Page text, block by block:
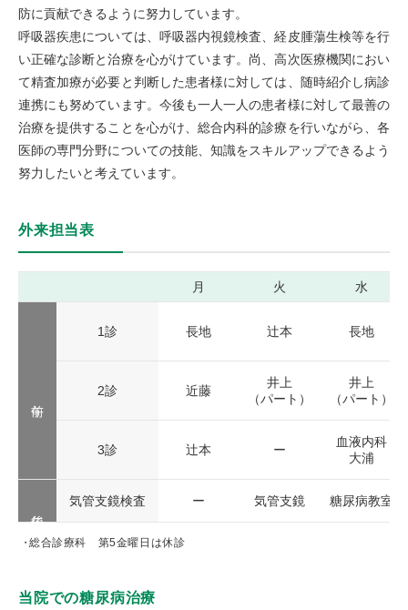
防に貢献できるように努力しています。
呼吸器疾患については、呼吸器内視鏡検査、経皮腫蕩生検等を行
い正確な診断と治療を心がけています。尚、高次医療機関におい
て精査加療が必要と判断した患者様に対しては、随時紹介し病診
連携にも努めています。今後も一人一人の患者様に対して最善の
治療を提供することを心がけ、総合内科的診療を行いながら、各
医師の専門分野についての技能、知識をスキルアップできるよう
努力したいと考えています。
外来担当表
総合診療科 第5金曜日は休診
月 火 水
1診 長地 辻本 長地
2診 近藤
井上
（パート）
井上
（パート）
3診 辻本 ー
血液内科
大浦
気管支鏡検査 ー 気管支鏡 糖尿病教室
当院での糖尿病治療